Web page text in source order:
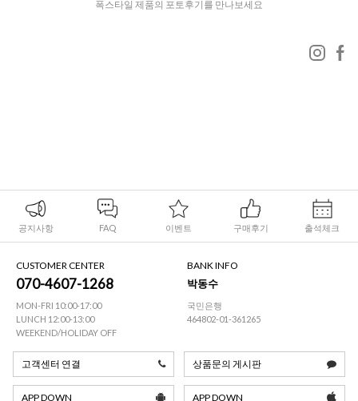
폭스타일 제품의 포토후기를 만나보세요
공지사항 FAQ 이벤트 구매후기 출석체크
CUSTOMER CENTER
070-4607-1268
MON-FRI 10:00-17:00
LUNCH 12:00-13:00
WEEKEND/HOLIDAY OFF
BANK INFO
박동수
국민은행
464802-01-361265
고객센터 연결 상품문의 게시판
APP DOWN APP DOWN